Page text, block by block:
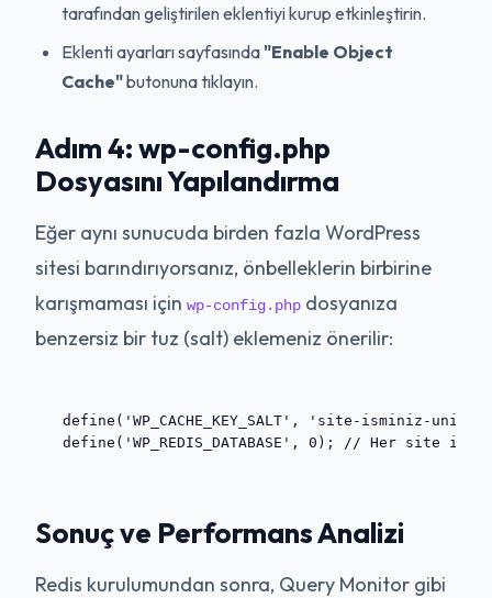
tarafından geliştirilen eklentiyi kurup etkinleştirin.
Eklenti ayarları sayfasında "Enable Object
Cache"butonuna tıklayın.
Adım 4: wp-config.php
Dosyasını Yapılandırma
Eğer aynı sunucuda birden fazla WordPress
sitesi barındırıyorsanız, önbelleklerin birbirine
karışmaması için wp-config.php dosyanıza
benzersiz bir tuz (salt) eklemeniz önerilir:
define('WP_CACHE_KEY_SALT', 'site-isminiz-
Sonuç ve Performans Analizi
Redis kurulumundan sonra, Query Monitor gibi